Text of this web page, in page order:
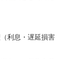
利息・遅延損害